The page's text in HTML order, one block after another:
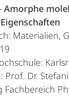
- Amorphe
Materialien,
Prof. Dr.
Fachbereich